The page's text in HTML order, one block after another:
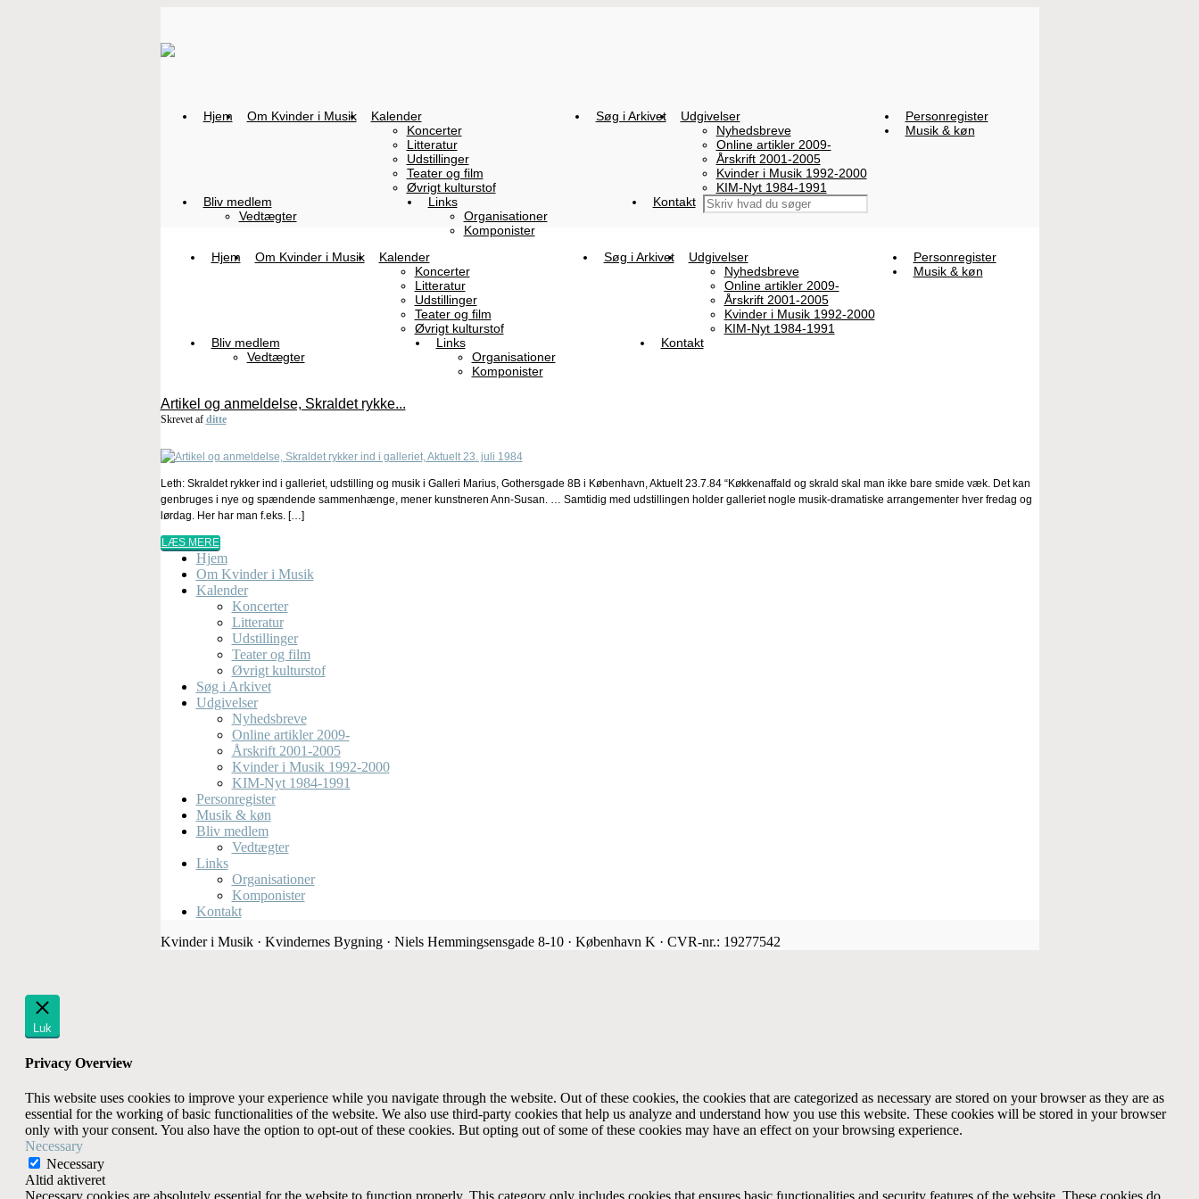
Hjem Om Kvinder i Musik
Kalender
Koncerter
Litteratur
Udstillinger
Teater og film
Øvrigt kulturstof
Søg i Arkivet
Udgivelser
Nyhedsbreve
Online artikler 2009-
Årskrift 2001-2005
Kvinder i Musik 1992-2000
KIM-Nyt 1984-1991
Personregister
Musik & køn
Bliv medlem
Vedtægter
Links
Organisationer
Komponister
Kontakt
Hjem Om Kvinder i Musik
Kalender
Koncerter
Litteratur
Udstillinger
Teater og film
Øvrigt kulturstof
Søg i Arkivet
Udgivelser
Nyhedsbreve
Online artikler 2009-
Årskrift 2001-2005
Kvinder i Musik 1992-2000
KIM-Nyt 1984-1991
Personregister
Musik & køn
Bliv medlem
Vedtægter
Links
Organisationer
Komponister
Kontakt
Artikel og anmeldelse, Skraldet rykke...
Skrevet af ditte
Leth: Skraldet rykker ind i galleriet, udstilling og musik i Galleri Marius, Gothersgade 8B i København, Aktuelt 23.7.84 “Køkkenaffald og skrald skal man ikke bare smide væk. Det kan
genbruges i nye og spændende sammenhænge, mener kunstneren Ann-Susan. … Samtidig med udstillingen holder galleriet nogle musik-dramatiske arrangementer hver fredag og
lørdag. Her har man f.eks. […]
LÆS MERE
Hjem
Om Kvinder i Musik
Kalender
Koncerter
Litteratur
Udstillinger
Teater og film
Øvrigt kulturstof
Søg i Arkivet
Udgivelser
Nyhedsbreve
Online artikler 2009-
Årskrift 2001-2005
Kvinder i Musik 1992-2000
KIM-Nyt 1984-1991
Personregister
Musik & køn
Bliv medlem
Vedtægter
Links
Organisationer
Komponister
Kontakt
Kvinder i Musik · Kvindernes Bygning · Niels Hemmingsensgade 8-10 · København K · CVR-nr.: 19277542
Luk
Privacy Overview
This website uses cookies to improve your experience while you navigate through the website. Out of these cookies, the cookies that are categorized as necessary are stored on your browser as they are as
essential for the working of basic functionalities of the website. We also use third-party cookies that help us analyze and understand how you use this website. These cookies will be stored in your browser
only with your consent. You also have the option to opt-out of these cookies. But opting out of some of these cookies may have an effect on your browsing experience.
Necessary
Necessary
Altid aktiveret